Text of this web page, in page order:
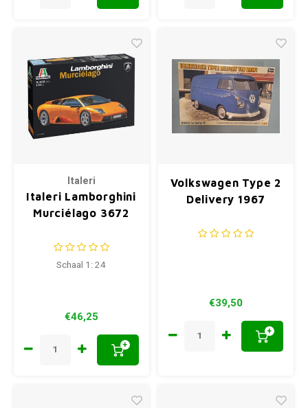
Italeri
Italeri Lamborghini
Murciélago 3672
Schaal 1: 24
€46,25
+
Volkswagen Type 2
Delivery 1967
€39,50
+